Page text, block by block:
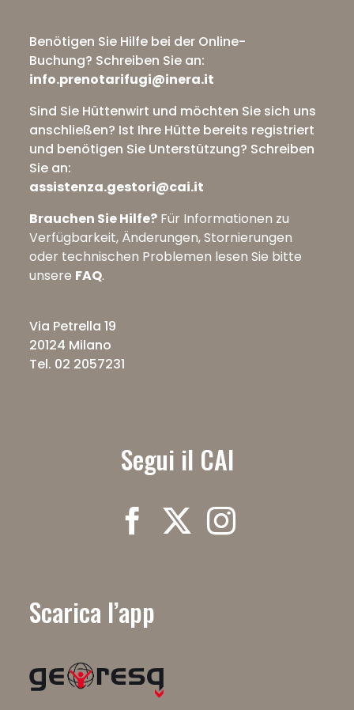
Benötigen Sie Hilfe bei der Online-
Buchung? Schreiben Sie an:
info.prenotarifugi@inera.it
Sind Sie Hüttenwirt und möchten Sie sich uns
anschließen? Ist Ihre Hütte bereits registriert
und benötigen Sie Unterstützung? Schreiben
Sie an:
assistenza.gestori@cai.it
Brauchen Sie Hilfe? Für Informationen zu
Verfügbarkeit, Änderungen, Stornierungen
oder technischen Problemen lesen Sie bitte
unsere FAQ.
Via Petrella 19
20124 Milano
Tel. 02 2057231
Segui il CAI
Scarica l’app